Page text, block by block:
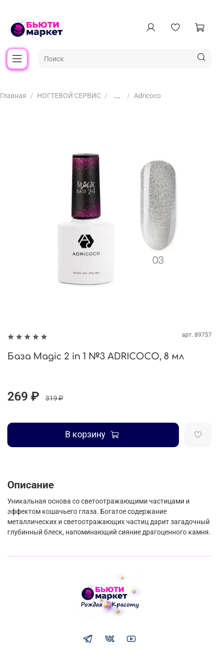
Главная НОГТЕВОЙ СЕРВИС ... Adricoco
арт. 89757
База Magic 2 in 1 №3 ADRICOCO, 8 мл
269 ₽ 319 ₽
В корзину
Описание
Уникальная основа со светоотражающими частицами и
эффектом кошачьего глаза. Богатое содержание
металлических и светоотражающих частиц дарит загадочный
глубинный блеск, напоминающий сияние драгоценного камня.